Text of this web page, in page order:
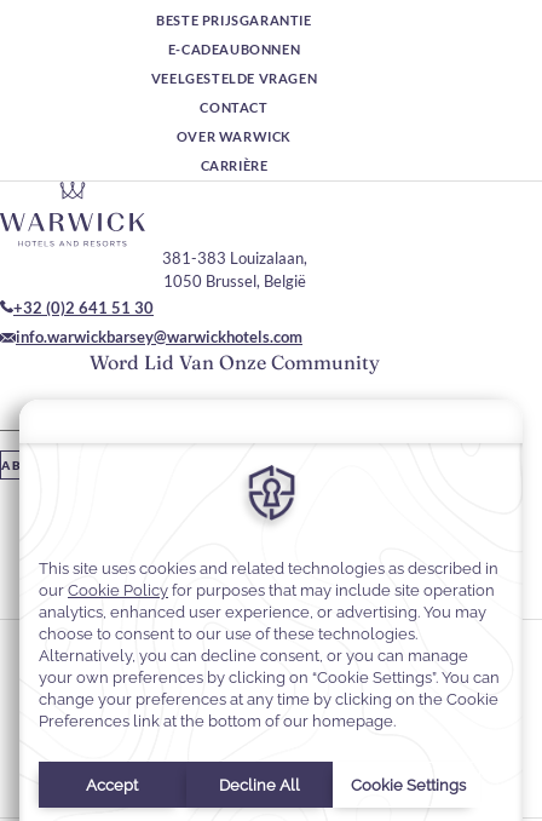
BESTE PRIJSGARANTIE
E-CADEAUBONNEN
VEELGESTELDE VRAGEN
CONTACT
OVER WARWICK
CARRIÈRE
Word Lid Van Onze Community
ABONNEREN
381-383 Louizalaan,
1050 Brussel, België
+32 (0)2 641 51 30
info.warwickbarsey@warwickhotels.com
Blijf Op De Hoogte
Cookievoorkeuren
Privacyverklaring
Cookiebeleid
Toegankelijkheid van websites
Algemene voorwaarden